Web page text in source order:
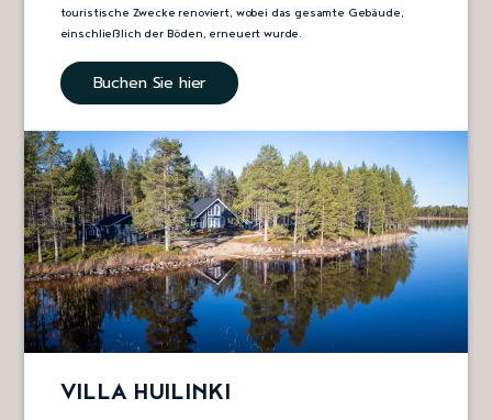
touristische Zwecke renoviert, wobei das gesamte Gebäude,
einschließlich der Böden, erneuert wurde.
Buchen Sie hier
VILLA HUILINKI